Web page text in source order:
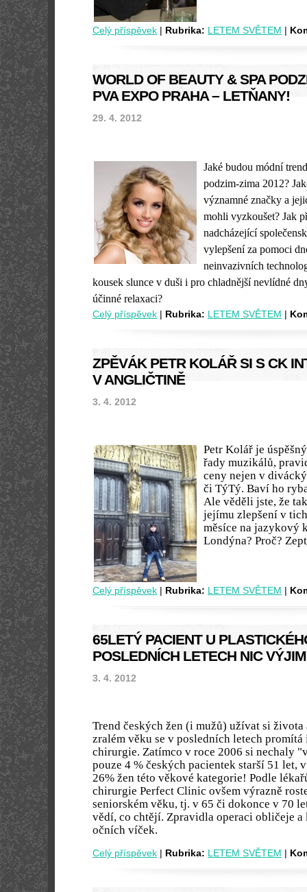
Celý příspěvek | Rubrika: LETEM SVĚTEM |
WORLD OF BEAUTY & SPA
PVA EXPO PRAHA – LETŇANY!
29. 4. 2012
Jaké budou módní
podzim-zima 2012?
významné značky a
mohli vyzkoušet? Jak
nadcházející
vylepšení za pomoci
neinvazivních
kousek slunce v duši i pro chladnější nevlídné
účinné relaxaci?
Celý příspěvek | Rubrika: LETEM SVĚTEM |
ZPĚVÁK PETR KOLÁŘ SI S CK
V ANGLIČTINĚ
3. 4. 2012
Petr Kolář je
řady muzikálů,
ceny nejen v
či TýTý. Baví ho
Ale věděli jste, že
jejímu zlepšení v
měsíce na jazykový
Londýna? Proč?
Celý příspěvek | Rubrika: LETEM SVĚTEM |
65LETÝ PACIENT U
POSLEDNÍCH LETECH NIC
3. 4. 2012
Trend českých žen (i mužů) užívat si
zralém věku se v posledních letech
chirurgie. Zatímco v roce 2006 si nechaly
pouze 4 % českých pacientek starší 51 let,
26% žen této věkové kategorie! Podle
chirurgie Perfect Clinic ovšem výrazně
seniorském věku, tj. v 65 či dokonce v 70
vědí, co chtějí. Zpravidla operaci obličeje
očních víček.
Celý příspěvek | Rubrika: LETEM SVĚTEM |